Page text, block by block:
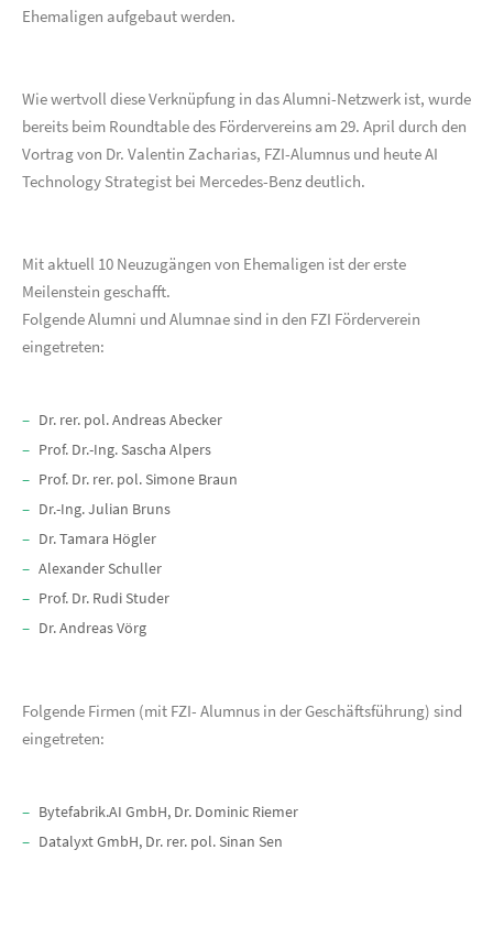
Ehemaligen aufgebaut werden.
Wie wertvoll diese Verknüpfung in das Alumni-Netzwerk ist, wurde
bereits beim Roundtable des Fördervereins am 29. April durch den
Vortrag von Dr. Valentin Zacharias, FZI-Alumnus und heute AI
Technology Strategist bei Mercedes-Benz deutlich.
Mit aktuell 10 Neuzugängen von Ehemaligen ist der erste
Meilenstein geschafft.
Folgende Alumni und Alumnae sind in den FZI Förderverein
eingetreten:
Dr. rer. pol. Andreas Abecker
Prof. Dr.-Ing. Sascha Alpers
Prof. Dr. rer. pol. Simone Braun
Dr.-Ing. Julian Bruns
Dr. Tamara Högler
Alexander Schuller
Prof. Dr. Rudi Studer
Dr. Andreas Vörg
Folgende Firmen (mit FZI- Alumnus in der Geschäftsführung) sind
eingetreten:
Bytefabrik.AI GmbH, Dr. Dominic Riemer
Datalyxt GmbH, Dr. rer. pol. Sinan Sen